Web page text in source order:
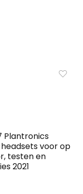
Plantronics
voor op
testen en
2021